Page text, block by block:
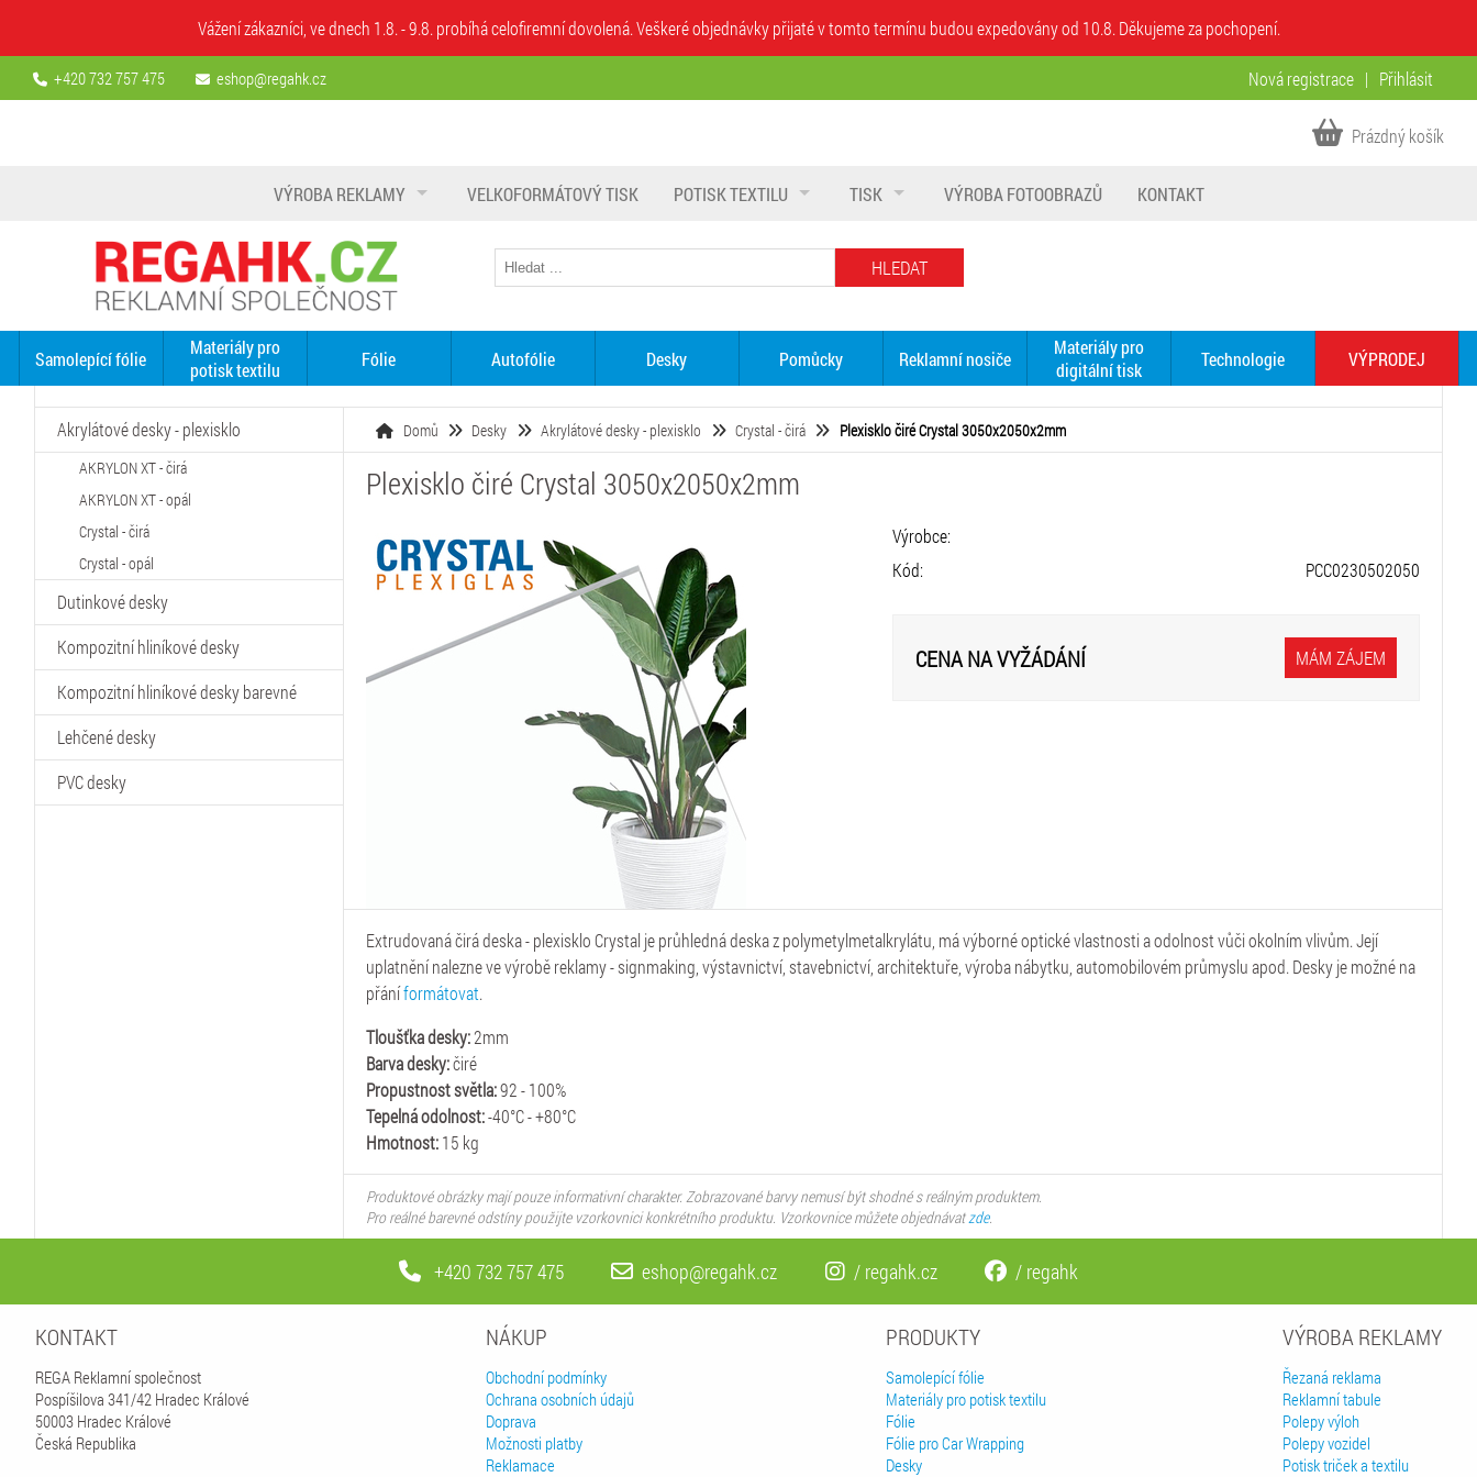
Vážení zákazníci, ve dnech 1.8. - 9.8. probíhá celofiremní dovolená. Veškeré objednávky přijaté v tomto termínu budou expedovány od 10.8. Děkujeme za pochopení.
+420 732 757 475 eshop@regahk.cz Nová registrace | Přihlásit
Prázdný košík
VÝROBA REKLAMY VELKOFORMÁTOVÝ TISK POTISK TEXTILU TISK VÝROBA FOTOOBRAZŮ KONTAKT
HLEDAT
Samolepící fólie
Materiály pro
potisk textilu
Fólie Autofólie Desky Pomůcky Reklamní nosiče
Materiály pro
digitální tisk
Technologie VÝPRODEJ
Akrylátové desky - plexisklo
AKRYLON XT - čirá
AKRYLON XT - opál
Crystal - čirá
Crystal - opál
Dutinkové desky
Kompozitní hliníkové desky
Kompozitní hliníkové desky barevné
Lehčené desky
PVC desky
Domů Desky Akrylátové desky - plexisklo Crystal - čirá Plexisklo čiré Crystal 3050x2050x2mm
Plexisklo čiré Crystal 3050x2050x2mm
Výrobce:
Kód:
PCC0230502050
CENA NA VYŽÁDÁNÍ MÁM ZÁJEM
Extrudovaná čirá deska - plexisklo Crystal je průhledná deska z polymetylmetalkrylátu, má výborné optické vlastnosti a odolnost vůči okolním vlivům. Její
uplatnění nalezne ve výrobě reklamy - signmaking, výstavnictví, stavebnictví, architektuře, výroba nábytku, automobilovém průmyslu apod. Desky je možné na
přáníformátovat.
Tloušťka desky:2mm
Barva desky:čiré
Propustnost světla:92 - 100%
Tepelná odolnost:-40°C - +80°C
Hmotnost:15 kg
Produktové obrázky mají pouze informativní charakter. Zobrazované barvy nemusí být shodné s reálným produktem.
Pro reálné barevné odstíny použijte vzorkovnici konkrétního produktu. Vzorkovnice můžete objednávatzde.
+420 732 757 475 eshop@regahk.cz / regahk.cz / regahk
KONTAKT
REGA Reklamní společnost
Pospíšilova 341/42 Hradec Králové
50003 Hradec Králové
Česká Republika
NÁKUP
Obchodní podmínky
Ochrana osobních údajů
Doprava
Možnosti platby
Reklamace
PRODUKTY
Samolepící fólie
Materiály pro potisk textilu
Fólie
Fólie pro Car Wrapping
Desky
VÝROBA REKLAMY
Řezaná reklama
Reklamní tabule
Polepy výloh
Polepy vozidel
Potisk triček a textilu